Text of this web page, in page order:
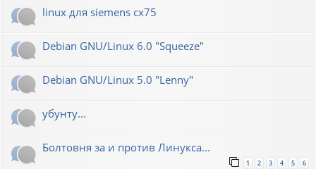
linux для siemens cx75
Debian GNU/Linux 6.0 "Squeeze"
Debian GNU/Linux 5.0 "Lenny"
убунту...
Болтовня за и против Линукса...
1 2 3 4 5 6